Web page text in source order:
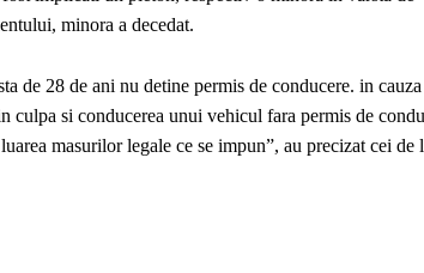
minora a decedat.
de 28 de ani nu detine permis de conducere. in
si conducerea unui vehicul fara permis de
masurilor legale ce se impun”, au precizat cei de